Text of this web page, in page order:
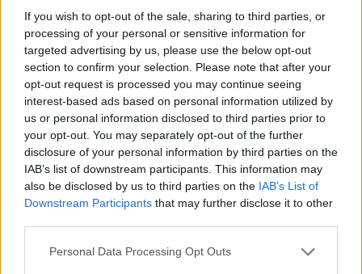
If you wish to opt-out of the sale, sharing to third parties, or
processing of your personal or sensitive information for
targeted advertising by us, please use the below opt-out
section to confirm your selection. Please note that after your
opt-out request is processed you may continue seeing
interest-based ads based on personal information utilized by
us or personal information disclosed to third parties prior to
your opt-out. You may separately opt-out of the further
disclosure of your personal information by third parties on the
IAB’s list of downstream participants. This information may
also be disclosed by us to third parties on the IAB’s List of
Downstream Participants that may further disclose it to other
Personal Data Processing Opt Outs